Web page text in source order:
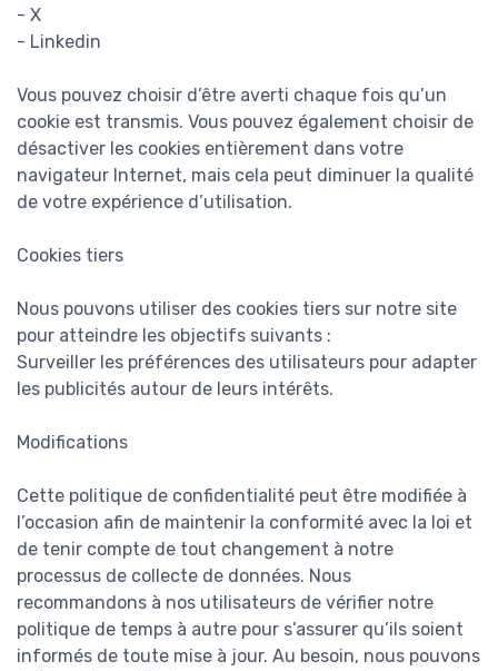
- X
- Linkedin
Vous pouvez choisir d’être averti chaque fois qu’un
cookie est transmis. Vous pouvez également choisir de
désactiver les cookies entièrement dans votre
navigateur Internet, mais cela peut diminuer la qualité
de votre expérience d’utilisation.
Cookies tiers
Nous pouvons utiliser des cookies tiers sur notre site
pour atteindre les objectifs suivants :
Surveiller les préférences des utilisateurs pour adapter
les publicités autour de leurs intérêts.
Modifications
Cette politique de confidentialité peut être modifiée à
l’occasion afin de maintenir la conformité avec la loi et
de tenir compte de tout changement à notre
processus de collecte de données. Nous
recommandons à nos utilisateurs de vérifier notre
politique de temps à autre pour s’assurer qu’ils soient
informés de toute mise à jour. Au besoin, nous pouvons